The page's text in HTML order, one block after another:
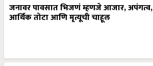
जनावर पावसात भिजणं म्हणजे आजार, अपंगत्व,
आर्थिक तोटा आणि मृत्यूची चाहूल